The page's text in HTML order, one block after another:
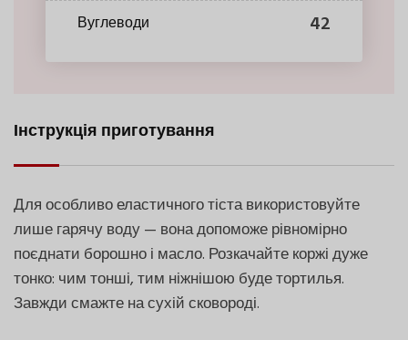
Вуглеводи 42
Інструкція приготування
Для особливо еластичного тіста використовуйте
лише гарячу воду — вона допоможе рівномірно
поєднати борошно і масло. Розкачайте коржі дуже
тонко: чим тонші, тим ніжнішою буде тортилья.
Завжди смажте на сухій сковороді.